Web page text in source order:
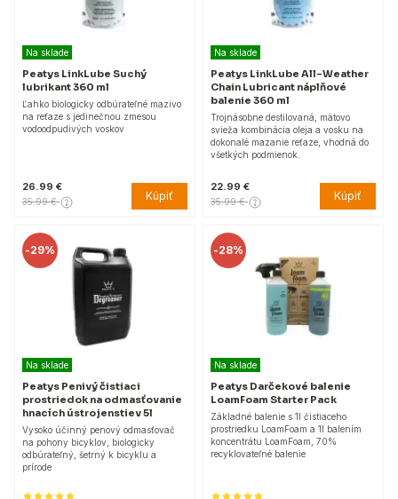
Na sklade
Peatys LinkLube Suchý
lubrikant 360 ml
Ľahko biologicky odbúrateľné mazivo
na reťaze s jedinečnou zmesou
vodoodpudivých voskov
26.99 €
35.99 € Kúpiť
Na sklade
Peatys LinkLube All-Weather
Chain Lubricant náplňové
balenie 360 ml
Trojnásobne destilovaná, mätovo
svieža kombinácia oleja a vosku na
dokonalé mazanie reťaze, vhodná do
všetkých podmienok.
22.99 €
35.99 € Kúpiť
-29%
Na sklade
Peatys Penivý čistiaci
prostriedok na odmasťovanie
hnacích ústrojenstiev 5l
Vysoko účinný penový odmasťovač
na pohony bicyklov, biologicky
odbúrateľný, šetrný k bicyklu a
prírode
-28%
Na sklade
Peatys Darčekové balenie
LoamFoam Starter Pack
Základné balenie s 1l čistiaceho
prostriedku LoamFoam a 1l balením
koncentrátu LoamFoam, 70%
recyklovateľné balenie